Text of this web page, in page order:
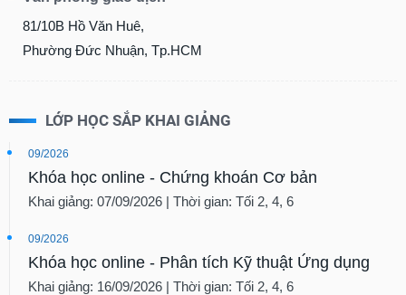
81/10B Hồ Văn Huê,
Phường Đức Nhuận, Tp.HCM
LỚP HỌC SẮP KHAI GIẢNG
09/2026
Khóa học online - Chứng khoán Cơ bản
Khai giảng: 07/09/2026 | Thời gian: Tối 2, 4, 6
09/2026
Khóa học online - Phân tích Kỹ thuật Ứng dụng
Khai giảng: 16/09/2026 | Thời gian: Tối 2, 4, 6